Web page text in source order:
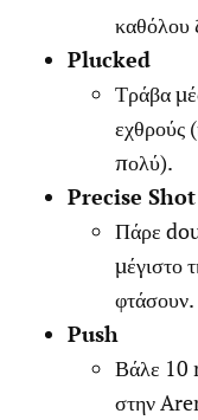
καθόλου
Plucked
Τράβα
εχθρούς
πολύ).
Precise Shot
Πάρε
μέγιστο
φτάσουν.
Push
Βάλε 10
στην